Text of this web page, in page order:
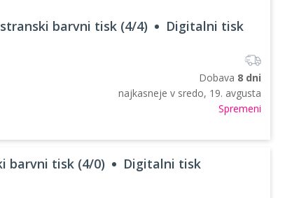
barvni tisk (4/4) Digitalni tisk
Dobava 8 dni
najkasneje v sredo, 19. avgusta
Spremeni
barvni tisk (4/0) Digitalni tisk